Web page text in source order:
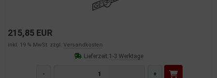
215,85 EUR
inkl. 19 % MwSt. zzgl. Versandkosten
Lieferzeit:1-3 Werktage
- +